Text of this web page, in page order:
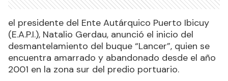
el presidente del Ente Autárquico Puerto Ibicuy
(E.A.P.I.), Natalio Gerdau, anunció el inicio del
desmantelamiento del buque “Lancer”, quien se
encuentra amarrado y abandonado desde el año
2001 en la zona sur del predio portuario.